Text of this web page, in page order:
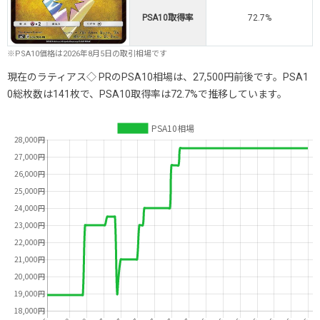
PSA10取得率 72.7%
※PSA10価格は2026年8月5日の取引相場です
現在のラティアス◇ PRのPSA10相場は、27,500円前後です。PSA1
0総枚数は141枚で、PSA10取得率は72.7%で推移しています。